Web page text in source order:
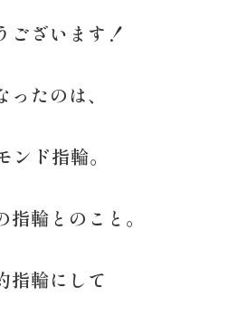
ございます！
たのは、
ド指輪。
指輪とのこと。
指輪にして